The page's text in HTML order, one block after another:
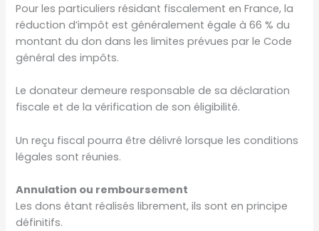
Pour les particuliers résidant fiscalement en France, la
réduction d’impôt est généralement égale à 66 % du
montant du don dans les limites prévues par le Code
général des impôts.
Le donateur demeure responsable de sa déclaration
fiscale et de la vérification de son éligibilité.
Un reçu fiscal pourra être délivré lorsque les conditions
légales sont réunies.
Annulation ou remboursement
Les dons étant réalisés librement, ils sont en principe
définitifs.